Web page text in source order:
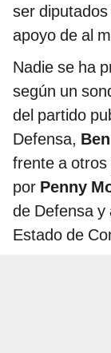
ser
apoyo de al
Nadie se ha
según un
del partido
Defensa,
frente a
por Penny
de Defensa
Estado de